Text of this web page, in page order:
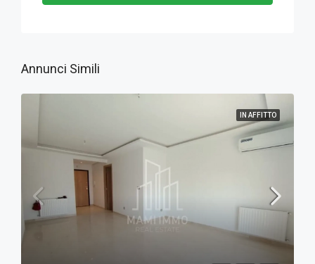
Annunci Simili
IN AFFITTO